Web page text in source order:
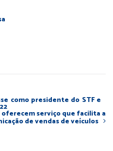
como presidente do STF e
serviço que facilita a
de vendas de veículos